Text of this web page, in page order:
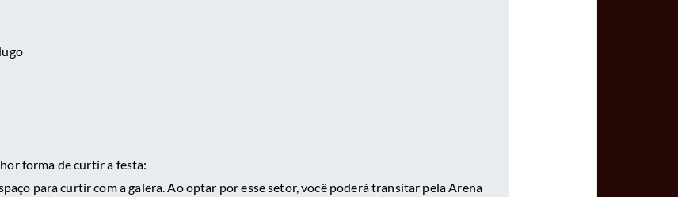
forma de curtir a festa:
para curtir com a galera. Ao optar por esse setor, você poderá transitar pela Arena